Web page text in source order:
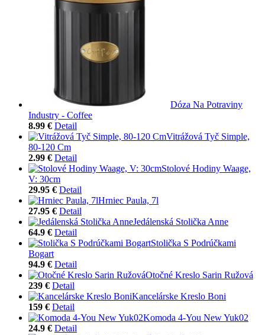
Dóza Na Potraviny
Industry - Coffee
8.99 € Detail
Vitrážová Tyč Simple,
80-120 Cm
2.99 € Detail
Stolové Hodiny Waage,
V: 30cm
29.95 € Detail
Hrniec Paula, 7l
27.95 € Detail
Jedálenská Stolička Anne
64.9 € Detail
Stolička S Podrúčkami
Bogart
94.9 € Detail
Otočné Kreslo Sarin Ružová
239 € Detail
Kancelárske Kreslo Boni
159 € Detail
Komoda 4-You New Yuk02
24.9 € Detail